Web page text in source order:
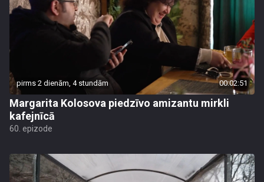
pirms 2 dienām, 4 stundām 00:02:51
Margarita Kolosova piedzīvo amizantu mirkli
kafejnīcā
60. epizode